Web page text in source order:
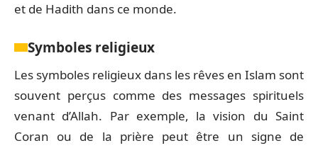
et de Hadith dans ce monde.
Symboles religieux
Les symboles religieux dans les rêves en Islam sont
souvent perçus comme des messages spirituels
venant d’Allah. Par exemple, la vision du Saint
Coran ou de la prière peut être un signe de